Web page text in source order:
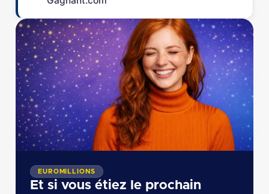
EUROMILLIONS
Et si vous étiez le prochain